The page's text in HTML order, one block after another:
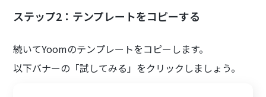
ステップ2：テンプレートをコピーする
続いてYoomのテンプレートをコピーします。
以下バナーの「試してみる」をクリックしましょう。